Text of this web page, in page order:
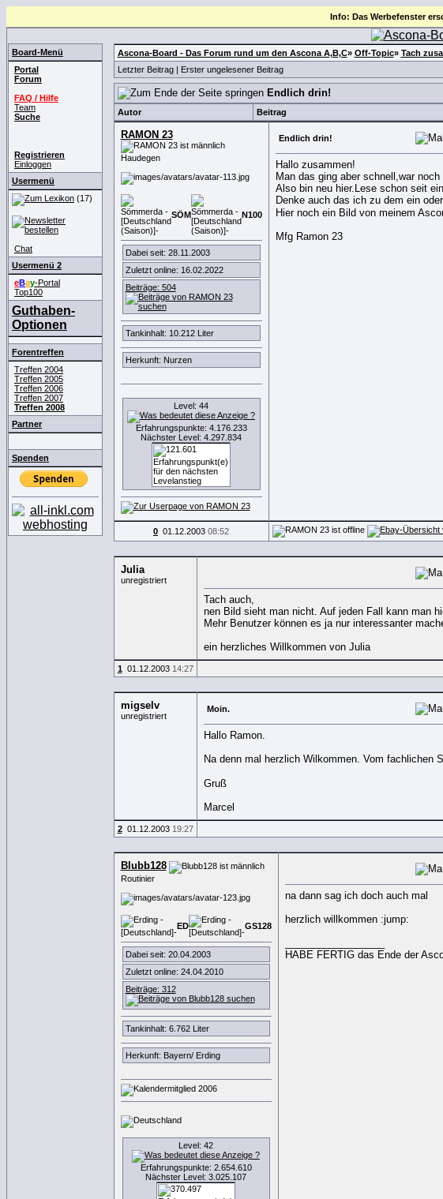
Info: Das Werbefenster
Board-Menü
Portal
Forum
FAQ / Hilfe
Team
Suche
Registrieren
Einloggen
Usermenü
(17)
Chat
Usermenü 2
eBay-Portal
Top100
Guthaben-
Optionen
Forentreffen
Treffen 2004
Treffen 2005
Treffen 2006
Treffen 2007
Treffen 2008
Partner
Spenden
Ascona-Board - Das Forum rund um den Ascona A,B,C» Off-Topic» Tach
Letzter Beitrag| Erster ungelesener Beitrag
Endlich drin!
Autor Beitrag
RAMON 23
Haudegen
SÖM N100
Dabei seit: 28.11.2003
Zuletzt online: 16.02.2022
Beiträge: 504
Tankinhalt: 10.212 Liter
Herkunft: Nurzen
Level: 44
Erfahrungspunkte: 4.176.233
Nächster Level: 4.297.834
Endlich drin!
Hallo zusammen!
Man das ging aber schnell,war
Also bin neu hier.Lese schon seit
Denke auch das ich zu dem ein
Hier noch ein Bild von meinem
Mfg Ramon 23
0 01.12.2003 08:52
Julia
unregistriert
Tach auch,
nen Bild sieht man nicht. Auf jeden Fall kann man
Mehr Benutzer können es ja nur interessanter
ein herzliches Willkommen von Julia
1 01.12.2003 14:27
migselv
unregistriert
Moin.
Hallo Ramon.
Na denn mal herzlich Wilkommen. Vom fachlichen
Gruß
Marcel
2 01.12.2003 19:27
Blubb128
Routinier
ED GS128
Dabei seit: 20.04.2003
Zuletzt online: 24.04.2010
Beiträge: 312
Tankinhalt: 6.762 Liter
Herkunft: Bayern/ Erding
Level: 42
Erfahrungspunkte: 2.654.610
Nächster Level: 3.025.107
na dann sag ich doch auch mal
herzlich willkommen :jump:
HABE FERTIG das Ende der